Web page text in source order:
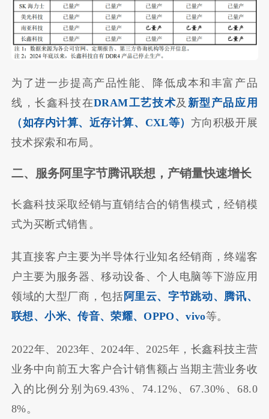
为了进一步提高产品性能、降低成本和丰富产品
线，长鑫科技在DRAM工艺技术及 新型产品应用
（如存内计算、近存计算、CXL等） 方向积极开展
技术探索和布局。
二、服务阿里字节腾讯联想，产销量快速增长
长鑫科技采取经销与直销结合的销售模式，经销模
式为买断式销售。
其直接客户主要为半导体行业知名经销商，终端客
户主要为服务器、移动设备、个人电脑等下游应用
领域的大型厂商，包括 阿里云、字节跳动、腾讯、
联想、小米、传音、荣耀、OPPO、vivo等。
2022年、2023年、2024年、2025年，长鑫科技主营
业务中向前五大客户合计销售额占当期主营业务收
入的比例分别为69.43%、74.12%、67.30%、68.0
8%。